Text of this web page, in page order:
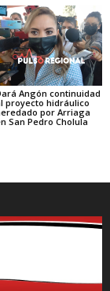
Angón continuidad
proyecto hidráulico
por Arriaga
San Pedro Cholula